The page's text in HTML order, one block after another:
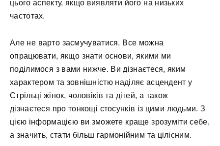
цього аспекту, якщо виявляти його на низьких
частотах.
Але не варто засмучуватися. Все можна
опрацювати, якщо знати основи, якими ми
поділимося з вами нижче. Ви дізнаєтеся, яким
характером та зовнішністю наділяє асцендент у
Стрільці жінок, чоловіків та дітей, а також
дізнаєтеся про тонкощі стосунків із цими людьми. З
цією інформацією ви зможете краще зрозуміти себе,
а значить, стати більш гармонійним та цілісним.